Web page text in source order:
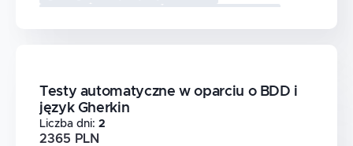
Testy automatyczne w oparciu o BDD i
język Gherkin
Liczba dni: 2
2365 PLN